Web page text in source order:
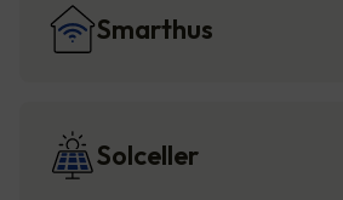
Smarthus
Solceller